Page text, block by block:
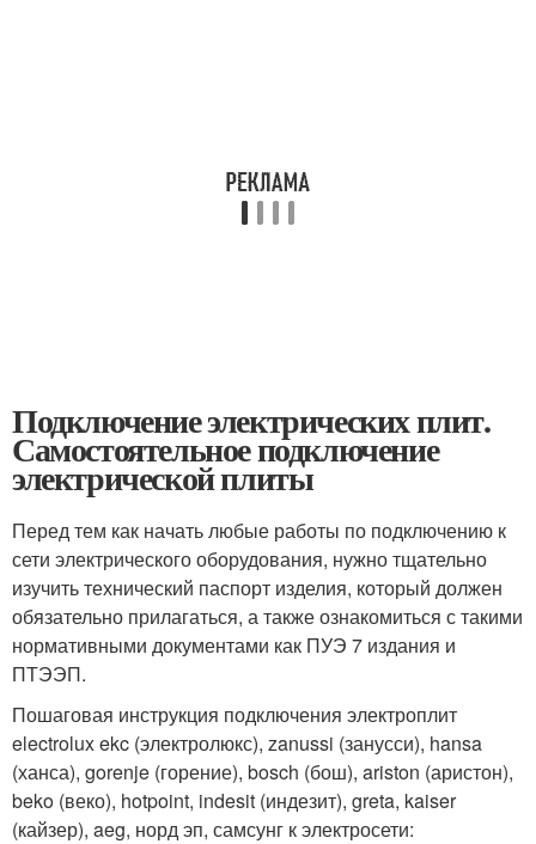
Подключение электрических плит.
Самостоятельное подключение
электрической плиты
Перед тем как начать любые работы по подключению к
сети электрического оборудования, нужно тщательно
изучить технический паспорт изделия, который должен
обязательно прилагаться, а также ознакомиться с такими
нормативными документами как ПУЭ 7 издания и
ПТЭЭП.
Пошаговая инструкция подключения электроплит
electrolux ekc (электролюкс), zanussi (занусси), hansa
(ханса), gorenje (горение), bosch (бош), ariston (аристон),
beko (веко), hotpoint, indesit (индезит), greta, kaiser
(кайзер), aeg, норд эп, самсунг к электросети: